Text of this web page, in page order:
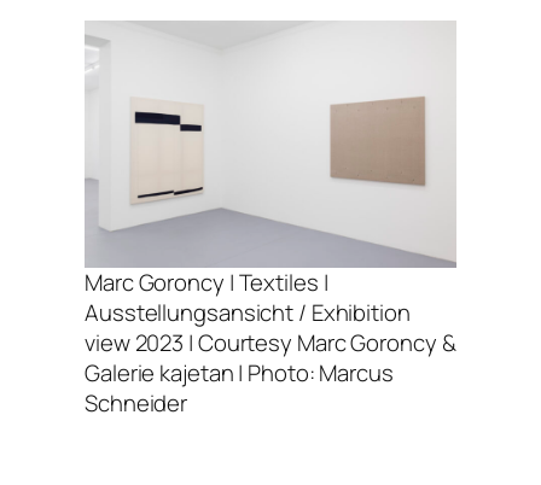
Marc Goroncy |Textiles |
Ausstellungsansicht / Exhibition
view 2023 | Courtesy Marc Goroncy &
Galerie kajetan | Photo: Marcus
Schneider